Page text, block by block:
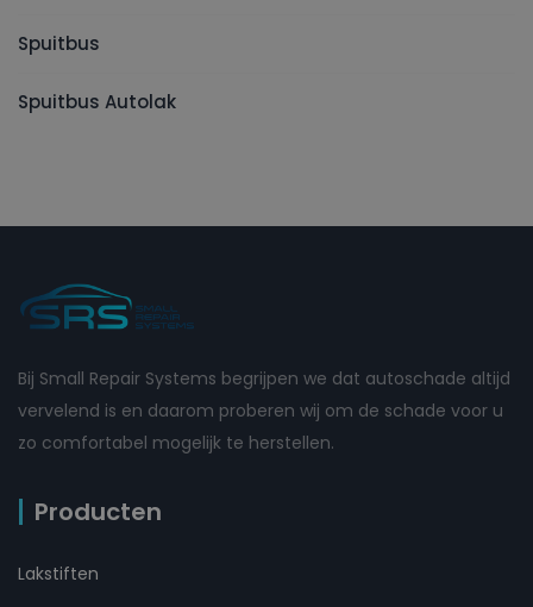
Spuitbus
Spuitbus Autolak
Bij Small Repair Systems begrijpen we dat autoschade altijd
vervelend is en daarom proberen wij om de schade voor u
zo comfortabel mogelijk te herstellen.
Producten
Lakstiften